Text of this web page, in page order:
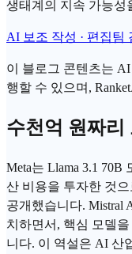
생태계의 지속 가능성
AI 보조 작성 · 편집팀
이 블로그 콘텐츠는
행할 수 있으며,
수천억 원짜리
Meta는 Llama 3.1
산 비용을 투자한 것
공개했습니다. Mistral
치하면서, 핵심 모델
니다. 이 역설은 AI 산